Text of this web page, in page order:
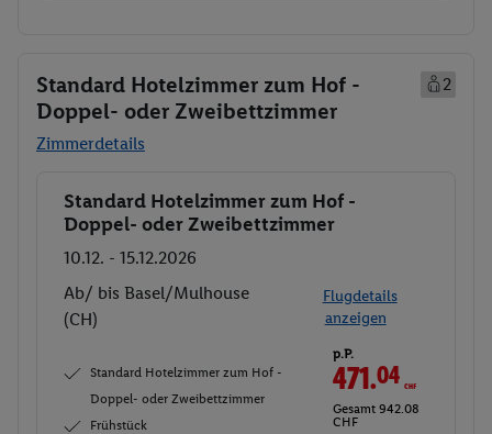
Standard Hotelzimmer zum Hof -
Doppel- oder Zweibettzimmer
2
Zimmerdetails
Buchen
Standard Hotelzimmer zum Hof -
Doppel- oder Zweibettzimmer
10.12. - 15.12.2026
Ab/ bis Basel/Mulhouse
(CH)
Flugdetails
anzeigen
Standard Hotelzimmer zum Hof -
Doppel- oder Zweibettzimmer
Frühstück
p.P.
471.04CHF
Gesamt 942.08
CHF